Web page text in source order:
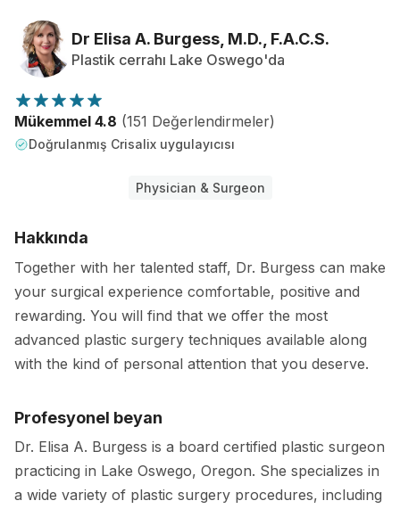
Hasta incelemeleri
Dr Elisa A. Burgess, M.D., F.A.C.S.
Plastik cerrahı Lake Oswego'da
Mükemmel 4.8 (151 Değerlendirmeler)
Doğrulanmış Crisalix uygulayıcısı
Physician & Surgeon
Hakkında
Together with her talented staff, Dr. Burgess can make
your surgical experience comfortable, positive and
rewarding. You will find that we offer the most
advanced plastic surgery techniques available along
with the kind of personal attention that you deserve.
Profesyonel beyan
Dr. Elisa A. Burgess is a board certified plastic surgeon
practicing in Lake Oswego, Oregon. She specializes in
a wide variety of plastic surgery procedures, including